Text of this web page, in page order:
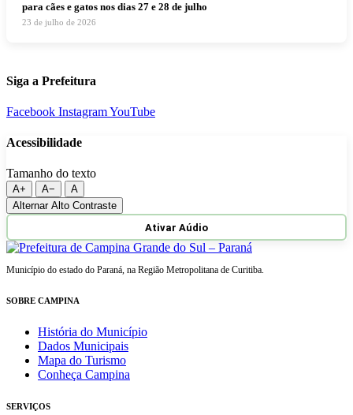
para cães e gatos nos dias 27 e 28 de julho
23 de julho de 2026
Siga a Prefeitura
Facebook InstagramYouTube
Acessibilidade
Tamanho do texto
A+ A−
A
Alternar Alto Contraste
Ativar Aúdio
Município do estado do Paraná, na Região Metropolitana de Curitiba.
SOBRE CAMPINA
História do Município
Dados Municipais
Mapa do Turismo
Conheça Campina
SERVIÇOS